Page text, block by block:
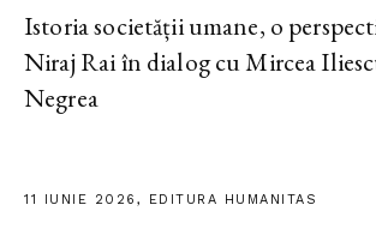
Istoria societății umane, o
Niraj Rai în dialog cu Mircea
Negrea
11 IUNIE 2026, EDITURA HUMANITAS